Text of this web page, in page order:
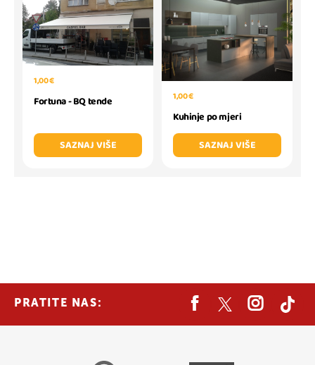
1,00 €
Fortuna - BQ tende
SAZNAJ VIŠE
1,00 €
Kuhinje po mjeri
SAZNAJ VIŠE
PRATITE NAS: